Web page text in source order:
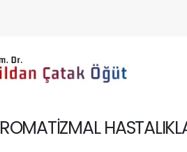
ROMATİZMAL